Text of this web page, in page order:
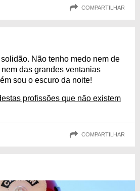
COMPARTILHAR
Não tenho medo nem de
das grandes ventanias
sou o escuro da noite!
profissões que não existem
COMPARTILHAR